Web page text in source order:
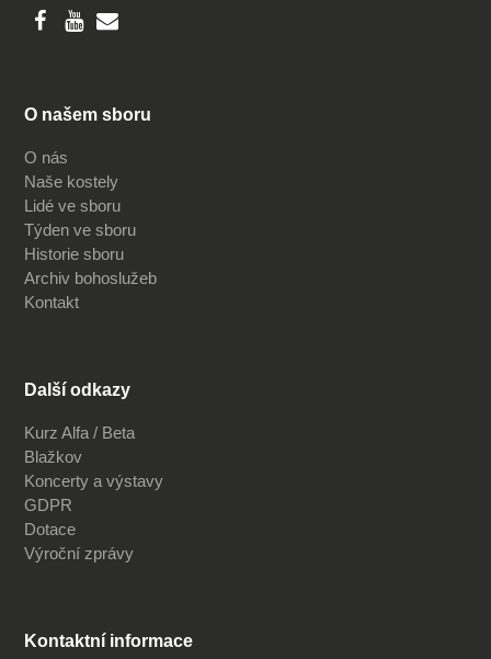
O našem sboru
O nás
Naše kostely
Lidé ve sboru
Týden ve sboru
Historie sboru
Archiv bohoslužeb
Kontakt
Další odkazy
Kurz Alfa / Beta
Blažkov
Koncerty a výstavy
GDPR
Dotace
Výroční zprávy
Kontaktní informace